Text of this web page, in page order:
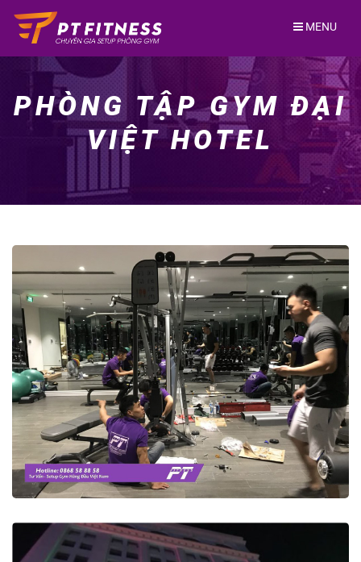
content
MENU
PHÒNG TẬP GYM ĐẠI
VIỆT HOTEL